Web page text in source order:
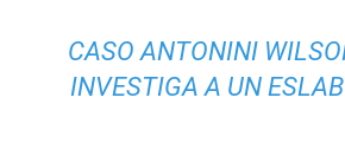
CASO ANTONINI
INVESTIGA A UN